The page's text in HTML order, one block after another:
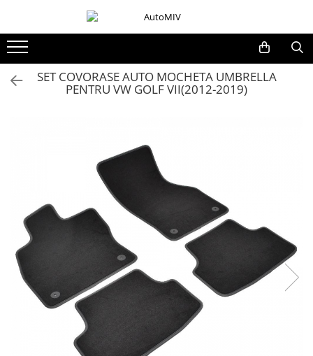
Oferta Saptamanii
Butoane Reglare Oglinzi
Butoane Blocare/Deblocare
Buton Frana
Buton Clapeta Rezervor
Buton Portbagaj
Alte Butoane/Comutatoare
Butoane Semnalizare
Schimbatoare Viteze
Accesorii Auto
SET COVORASE AUTO MOCHETA UMBRELLA
PENTRU VW GOLF VII(2012-2019)